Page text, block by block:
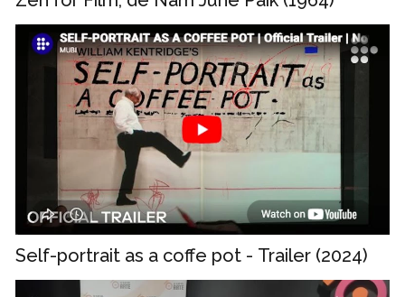
Self-portrait as a coffe pot - Trailer (2024)